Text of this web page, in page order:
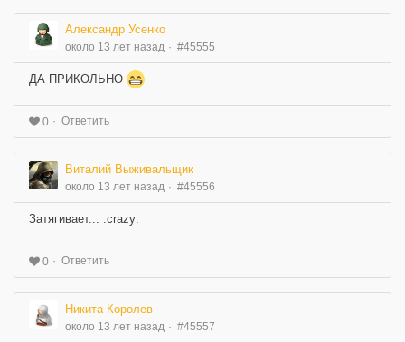
Александр Усенко
около 13 лет назад #45555
ДА ПРИКОЛЬНО
0 Ответить
Виталий Выживальщик
около 13 лет назад #45556
Затягивает... :crazy:
0 Ответить
Никита Королев
около 13 лет назад #45557